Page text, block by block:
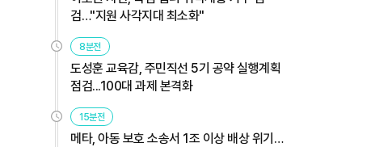
검…"지원 사각지대 최소화"
8분전
도성훈 교육감, 주민직선 5기 공약 실행계획
점검...100대 과제 본격화
15분전
메타, 아동 보호 소송서 1조 이상 배상 위기…